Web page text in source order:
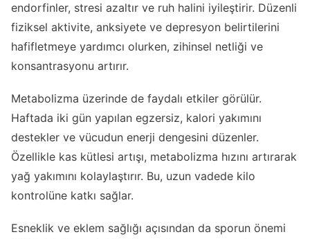
endorfinler, stresi azaltır ve ruh halini iyileştirir. Düzenli
fiziksel aktivite, anksiyete ve depresyon belirtilerini
hafifletmeye yardımcı olurken, zihinsel netliği ve
konsantrasyonu artırır.
Metabolizma üzerinde de faydalı etkiler görülür.
Haftada iki gün yapılan egzersiz, kalori yakımını
destekler ve vücudun enerji dengesini düzenler.
Özellikle kas kütlesi artışı, metabolizma hızını artırarak
yağ yakımını kolaylaştırır. Bu, uzun vadede kilo
kontrolüne katkı sağlar.
Esneklik ve eklem sağlığı açısından da sporun önemi